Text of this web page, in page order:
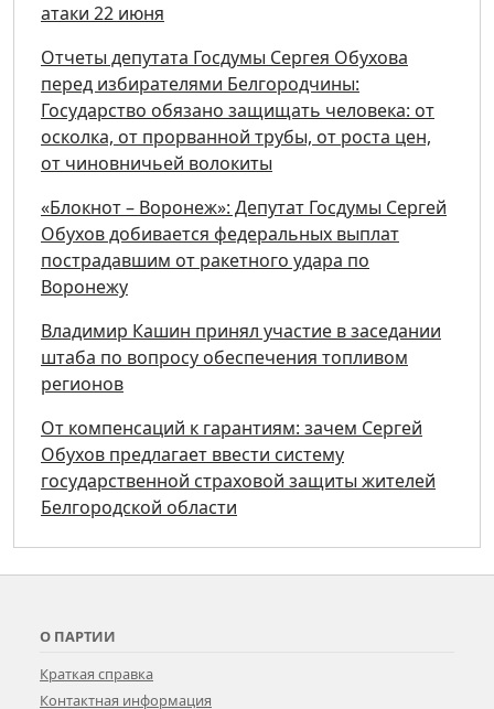
атаки 22 июня
Отчеты депутата Госдумы Сергея Обухова
перед избирателями Белгородчины:
Государство обязано защищать человека: от
осколка, от прорванной трубы, от роста цен,
от чиновничьей волокиты
«Блокнот – Воронеж»: Депутат Госдумы Сергей
Обухов добивается федеральных выплат
пострадавшим от ракетного удара по
Воронежу
Владимир Кашин принял участие в заседании
штаба по вопросу обеспечения топливом
регионов
От компенсаций к гарантиям: зачем Сергей
Обухов предлагает ввести систему
государственной страховой защиты жителей
Белгородской области
О ПАРТИИ
Краткая справка
Контактная информация